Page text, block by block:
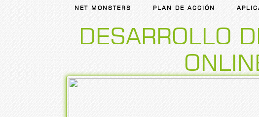
NET MONSTERS PLAN DE ACCIÓN
DESARROLLO